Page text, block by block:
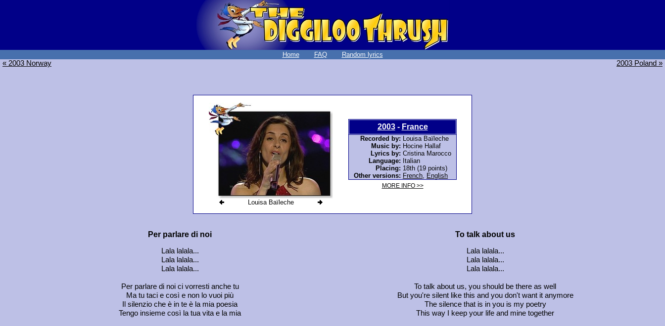
Home FAQ Random lyrics
« 2003 Norway 2003 Poland »
Louisa Baïleche
2003- France
Recorded by:
Louisa Baïleche
Music by: Hocine Hallaf
Lyrics by: Cristina Marocco
Language: Italian
Placing: 18th (19 points)
Other versions: French English
MORE INFO >>
Per parlare di noi To talk about us
Lala lalala...
Lala lalala...
Lala lalala...
Lala lalala...
Lala lalala...
Lala lalala...
Per parlare di noi ci vorresti anche tu
To talk about us, you should be there as well
Ma tu taci e così e non lo vuoi più
But you're silent like this and you don't want it anymore
Il silenzio che è in te è la mia poesia
The silence that is in you is my poetry
Tengo insieme così la tua vita e la mia
This way I keep your life and mine together